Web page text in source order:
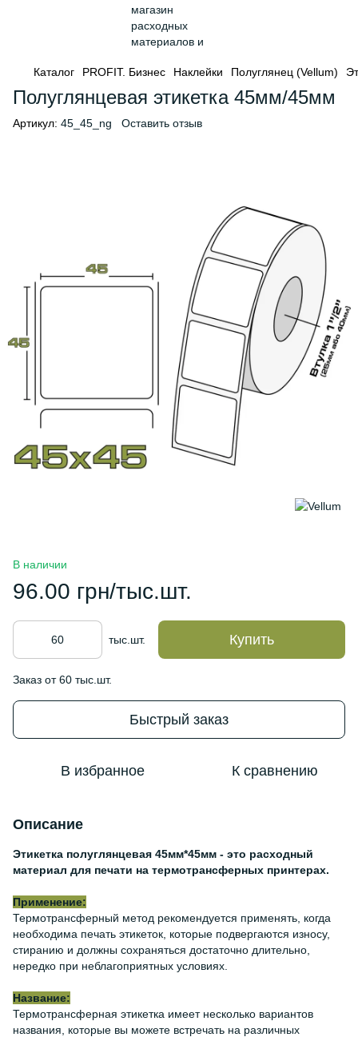
Каталог PROFIT. Бизнес Наклейки Полуглянец (Vellum)
Полуглянцевая этикетка 45мм/45мм
Артикул: 45_45_ng Оставить отзыв
В наличии
96.00 грн/тыс.шт.
тыс.шт. Купить
Заказ от 60 тыс.шт.
Быстрый заказ
В избранное К сравнению
Описание
Этикетка полуглянцевая 45мм*45мм - это расходный
материал для печати на термотрансферных принтерах.
Применение:
Термотрансферный метод рекомендуется применять, когда
необходима печать этикеток, которые подвергаются износу,
стиранию и должны сохраняться достаточно длительно,
нередко при неблагоприятных условиях.
Название:
Термотрансферная этикетка имеет несколько вариантов
названия, которые вы можете встречать на различных